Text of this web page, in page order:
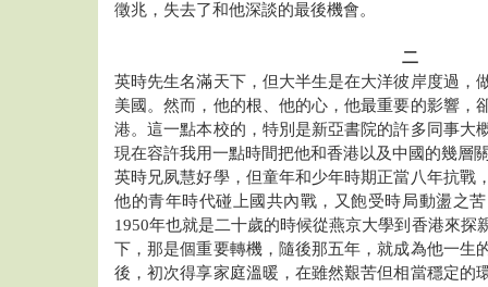
徵兆，失去了和他深談的最後機會。
二
英時先生名滿天下，但大半生是在大洋彼岸度過，
美國。然而，他的根、他的心，他最重要的影響，
港。這一點本校的，特別是新亞書院的許多同事大
現在容許我用一點時間把他和香港以及中國的幾層
英時兄夙慧好學，但童年和少年時期正當八年抗戰
他的青年時代碰上國共內戰，又飽受時局動盪之
1950年也就是二十歲的時候從燕京大學到香港來探
下，那是個重要轉機，隨後那五年，就成為他一生
後，初次得享家庭溫暖，在雖然艱苦但相當穩定的